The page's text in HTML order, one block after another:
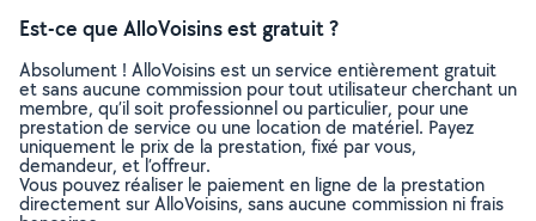
Est-ce que AlloVoisins est gratuit ?
Absolument ! AlloVoisins est un service entièrement gratuit
et sans aucune commission pour tout utilisateur cherchant un
membre, qu’il soit professionnel ou particulier, pour une
prestation de service ou une location de matériel. Payez
uniquement le prix de la prestation, fixé par vous,
demandeur, et l’offreur.
Vous pouvez réaliser le paiement en ligne de la prestation
directement sur AlloVoisins, sans aucune commission ni frais